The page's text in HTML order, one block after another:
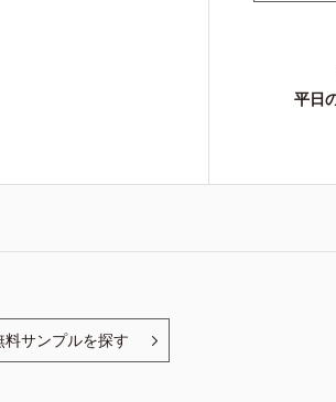
平日
料サンプルを探す